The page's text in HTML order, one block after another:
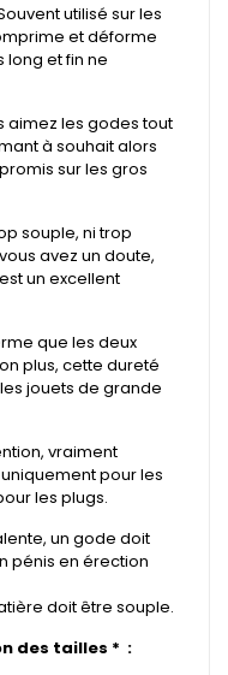
utilisé sur les
et déforme
long et fin ne
aimez les godes tout
à souhait alors
sur les gros
souple, ni trop
avez un doute,
un excellent
que les deux
plus, cette dureté
jouets de grande
vraiment
pour les
les plugs.
un gode doit
pénis en érection
doit être souple.
des tailles * :